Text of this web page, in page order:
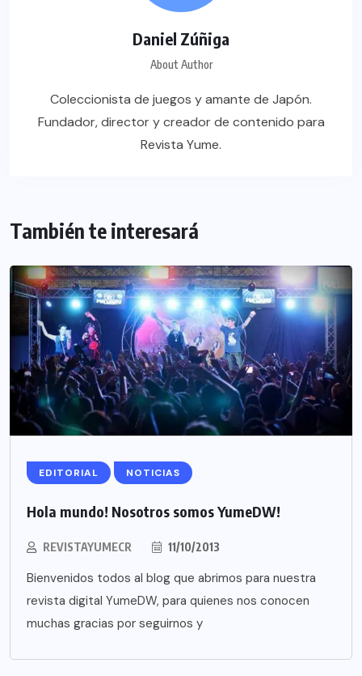
Daniel Zúñiga
About Author
Coleccionista de juegos y amante de Japón.
Fundador, director y creador de contenido para
Revista Yume.
También te interesará
EDITORIAL NOTICIAS
Hola mundo! Nosotros somos YumeDW!
REVISTAYUMECR 11/10/2013
Bienvenidos todos al blog que abrimos para nuestra
revista digital YumeDW, para quienes nos conocen
muchas gracias por seguirnos y